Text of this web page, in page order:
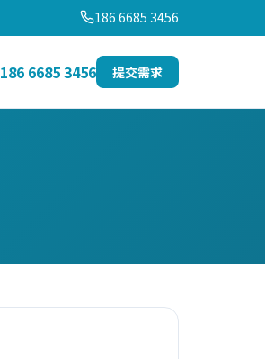
186 6685 3456
186 6685 3456 提交需求